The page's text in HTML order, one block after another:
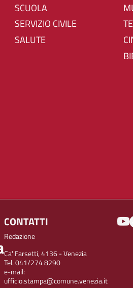
SCUOLA
SERVIZIO CIVILE
SALUTE
CONTATTI
Redazione
Ca' Farsetti, 4136 - Venezia
Tel. 041/274 8290
e-mail:
ufficio.stampa@comune.venezia.it